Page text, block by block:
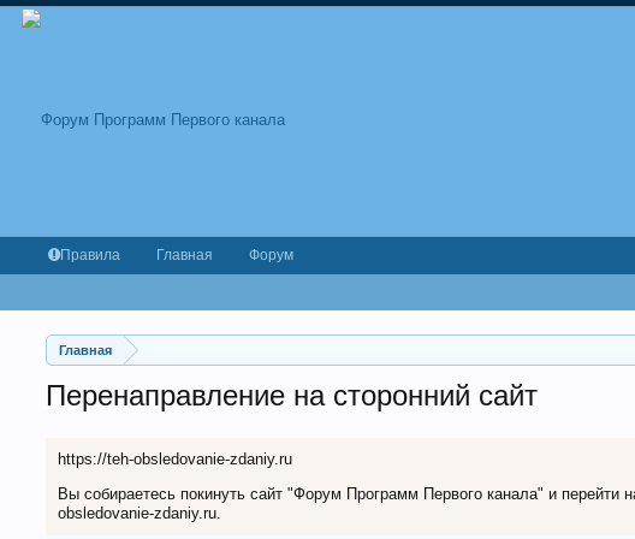
Главная
Перенаправление на сторонний сайт
https://teh-obsledovanie-zdaniy.ru
Вы собираетесь покинуть сайт "Форум Программ Первого канала" и
obsledovanie-zdaniy.ru.
Правила Главная Форум